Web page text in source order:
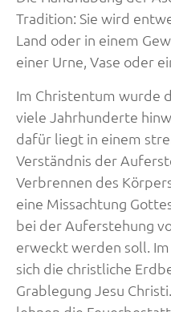
Tradition: Sie wird
Land oder in einem
einer Urne, Vase oder
Im Christentum wurde
viele Jahrhunderte
dafür liegt in einem
Verständnis der
Verbrennen des
eine Missachtung
bei der Auferstehung
erweckt werden soll.
sich die christliche
Grablegung Jesu